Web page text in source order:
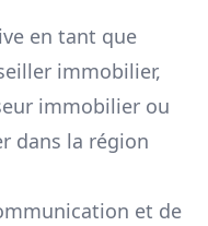
en tant que
immobilier,
immobilier ou
dans la région
et de